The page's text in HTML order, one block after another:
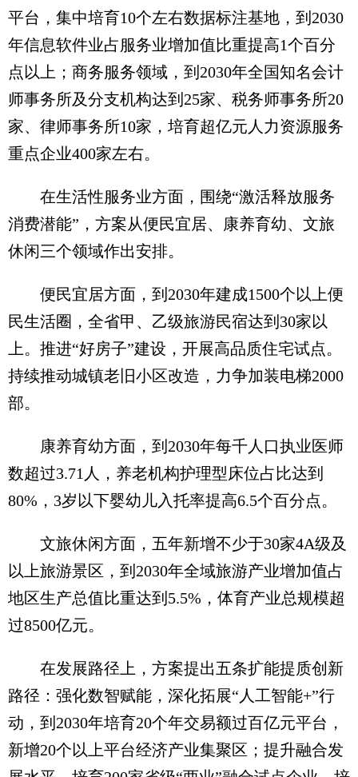
平台，集中培育10个左右数据标注基地，到2030
年信息软件业占服务业增加值比重提高1个百分
点以上；商务服务领域，到2030年全国知名会计
师事务所及分支机构达到25家、税务师事务所20
家、律师事务所10家，培育超亿元人力资源服务
重点企业400家左右。
在生活性服务业方面，围绕“激活释放服务
消费潜能”，方案从便民宜居、康养育幼、文旅
休闲三个领域作出安排。
便民宜居方面，到2030年建成1500个以上便
民生活圈，全省甲、乙级旅游民宿达到30家以
上。推进“好房子”建设，开展高品质住宅试点。
持续推动城镇老旧小区改造，力争加装电梯2000
部。
康养育幼方面，到2030年每千人口执业医师
数超过3.71人，养老机构护理型床位占比达到
80%，3岁以下婴幼儿入托率提高6.5个百分点。
文旅休闲方面，五年新增不少于30家4A级及
以上旅游景区，到2030年全域旅游产业增加值占
地区生产总值比重达到5.5%，体育产业总规模超
过8500亿元。
在发展路径上，方案提出五条扩能提质创新
路径：强化数智赋能，深化拓展“人工智能+”行
动，到2030年培育20个年交易额过百亿元平台，
新增20个以上平台经济产业集聚区；提升融合发